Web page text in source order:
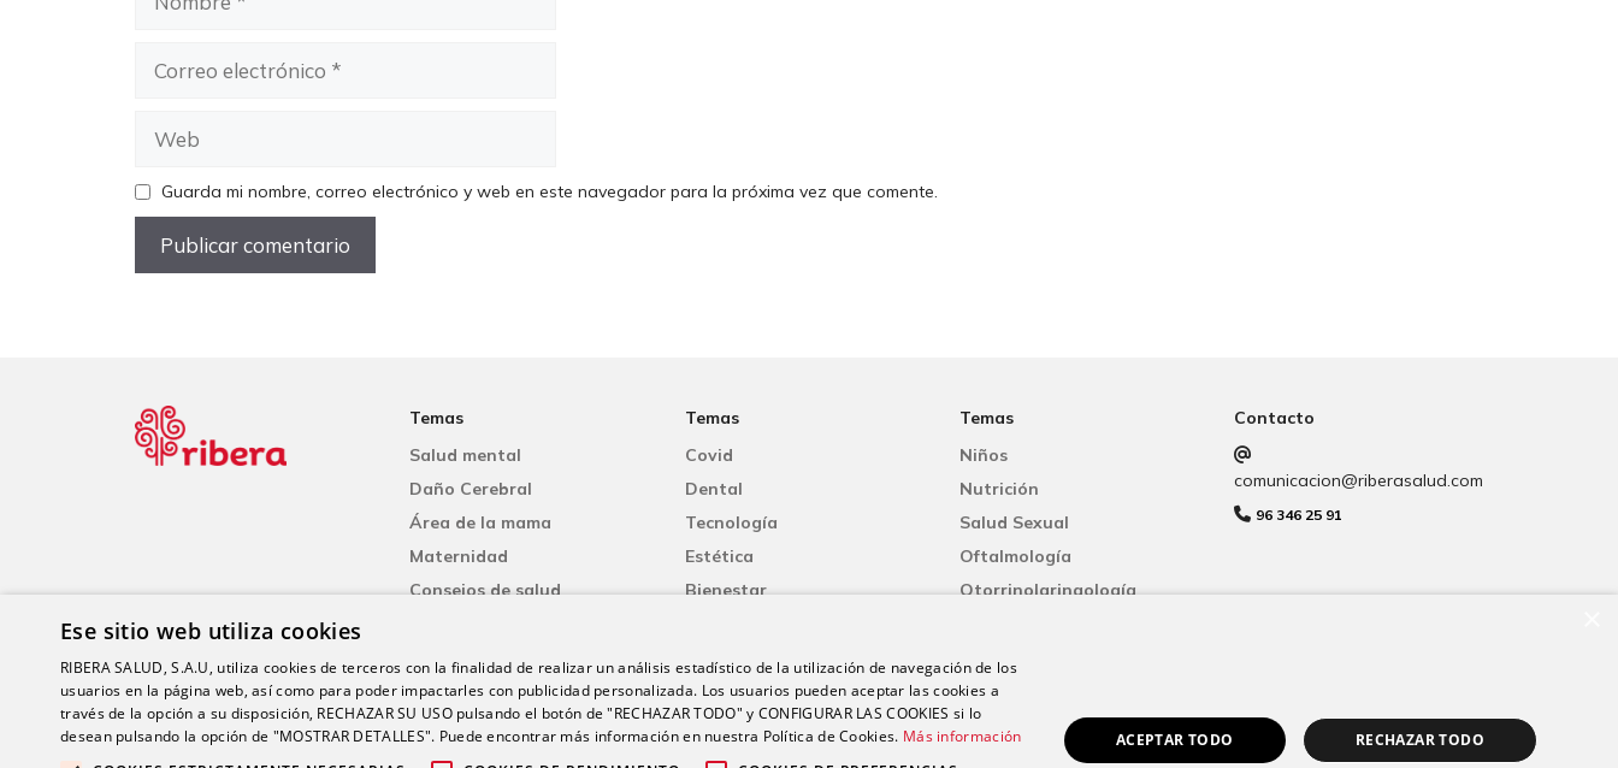
electrónico
Guarda mi nombre, correo electrónico y web en este navegador para la próxima vez que comente.
Temas
Salud mental
Daño Cerebral
Área de la mama
Maternidad
Consejos de salud
Temas
Covid
Dental
Tecnología
Estética
Bienestar
Temas
Niños
Nutrición
Salud Sexual
Oftalmología
Otorrinolaringología
Contacto
comunicacion@riberasalud.com
96 346 25 91
Ese sitio web utiliza cookies
RIBERA SALUD, S.A.U, utiliza cookies de terceros con la finalidad de realizar un análisis estadístico de la utilización de navegación de los
usuarios en la página web, así como para poder impactarles con publicidad personalizada. Los usuarios pueden aceptar las cookies a
través de la opción a su disposición, RECHAZAR SU USO pulsando el botón de "RECHAZAR TODO" y CONFIGURAR LAS COOKIES si lo
desean pulsando la opción de "MOSTRAR DETALLES". Puede encontrar más información en nuestra Política de Cookies. Más información
ACEPTAR TODO RECHAZAR TODO